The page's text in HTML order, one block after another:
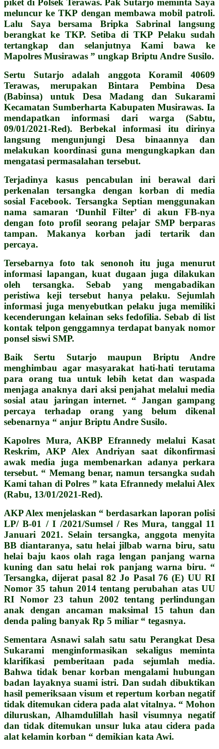
meluncur ke TKP dengan membawa mobil patroli.
Lalu Saya bersama Bripka Sabrinal langsung
berangkat ke TKP. Setiba di TKP Pelaku sudah
tertangkap dan selanjutnya Kami bawa ke
Mapolres Musirawas ” ungkap Briptu Andre Susilo.
Sertu Sutarjo adalah anggota Koramil 40609
Terawas, merupakan Bintara Pembina Desa
(Babinsa) untuk Desa Madang dan Sukarami
Kecamatan Sumberharta Kabupaten Musirawas. Ia
mendapatkan informasi dari warga (Sabtu,
09/01/2021-Red). Berbekal informasi itu dirinya
langsung mengunjungi Desa binaannya dan
melakukan koordinasi guna mengungkapkan dan
mengatasi permasalahan tersebut.
Terjadinya kasus pencabulan ini berawal dari
perkenalan tersangka dengan korban di media
sosial Facebook. Tersangka Septian menggunakan
nama samaran ‘Dunhil Filter’ di akun FB-nya
dengan foto profil seorang pelajar SMP berparas
tampan. Makanya korban jadi tertarik dan
percaya.
Tersebarnya foto tak senonoh itu juga menurut
informasi lapangan, kuat dugaan juga dilakukan
oleh tersangka. Sebab yang mengabadikan
peristiwa keji tersebut hanya pelaku. Sejumlah
informasi juga menyebutkan pelaku juga memiliki
kecenderungan kelainan seks fedofilia. Sebab di list
kontak telpon genggamnya terdapat banyak nomor
ponsel siswi SMP.
Baik Sertu Sutarjo maupun Briptu Andre
menghimbau agar masyarakat hati-hati terutama
para orang tua untuk lebih ketat dan waspada
menjaga anaknya dari aksi penjahat melalui media
sosial atau jaringan internet. “ Jangan gampang
percaya terhadap orang yang belum dikenal
sebenarnya “ anjur Briptu Andre Susilo.
Kapolres Mura, AKBP Efrannedy melalui Kasat
Reskrim, AKP Alex Andriyan saat dikonfirmasi
awak media juga membenarkan adanya perkara
tersebut. “ Memang benar, namun tersangka sudah
Kami tahan di Polres ” kata Efrannedy melalui Alex
(Rabu, 13/01/2021-Red).
AKP Alex menjelaskan “ berdasarkan laporan polisi
LP/ B-01 / I /2021/Sumsel / Res Mura, tanggal 11
Januari 2021. Selain tersangka, anggota menyita
BB diantaranya, satu helai jilbab warna biru, satu
helai baju kaos olah raga lengan panjang warna
kuning dan satu helai rok panjang warna biru. “
Tersangka, dijerat pasal 82 Jo Pasal 76 (E) UU RI
Nomor 35 tahun 2014 tentang perubahan atas UU
RI Nomor 23 tahun 2002 tentang perlindungan
anak dengan ancaman maksimal 15 tahun dan
denda paling banyak Rp 5 miliar “ tegasnya.
Sementara Asnawi salah satu satu Perangkat Desa
Sukarami menginformasikan sekaligus meminta
klarifikasi pemberitaan pada sejumlah media.
Bahwa tidak benar korban mengalami hubungan
badan layaknya suami istri. Dan sudah dibuktikan
hasil pemeriksaan visum et repertum korban negatif
tidak ditemukan cidera pada alat vitalnya. “ Mohon
diluruskan, Alhamdulillah hasil visumnya negatif
dan tidak ditemukan unsur luka atau cidera pada
alat kelamin korban “ demikian kata Awi.